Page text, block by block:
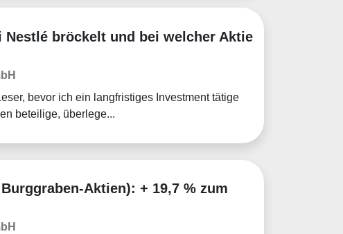
Nestlé bröckelt und bei welcher Aktie
bevor ich ein langfristiges Investment tätige
beteilige, überlege...
Aktien): + 19,7 % zum